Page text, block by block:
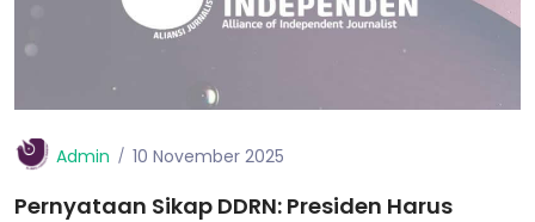
Admin 10 November 2025
Pernyataan Sikap DDRN: Presiden Harus